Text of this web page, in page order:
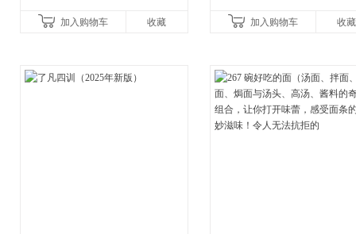
加入购物车
收藏 加入购物车 收藏